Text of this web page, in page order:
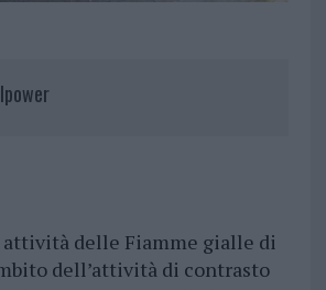
attività delle Fiamme gialle di
dell’attività di contrasto